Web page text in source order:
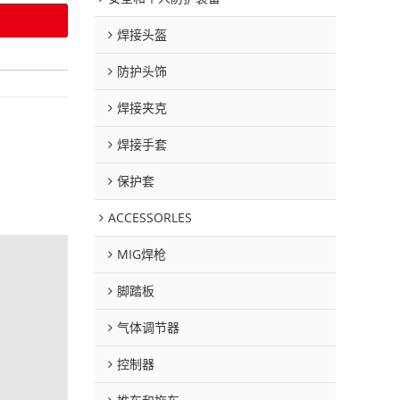
焊接头盔
防护头饰
焊接夹克
焊接手套
保护套
ACCESSORLES
MIG焊枪
脚踏板
气体调节器
控制器